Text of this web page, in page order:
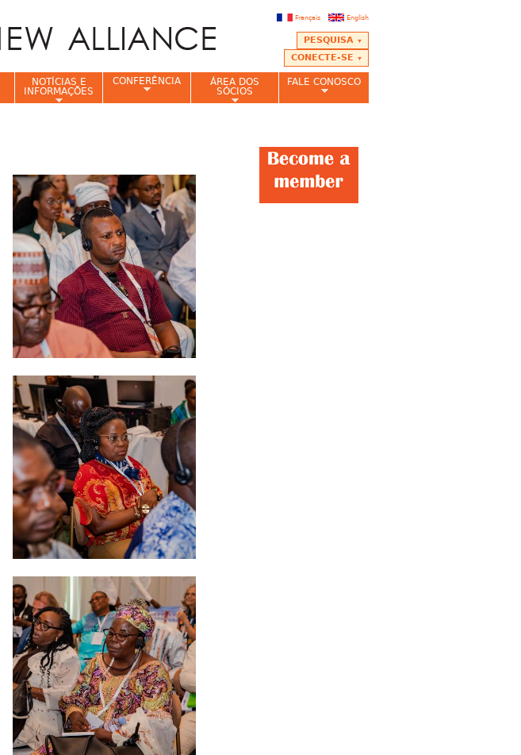
English
Français
PESQUISA
CONECTE-SE
NOTÍCIAS E
INFORMAÇÕES
CONFERÊNCIA
ÁREA DOS
SÓCIOS
FALE CONOSCO